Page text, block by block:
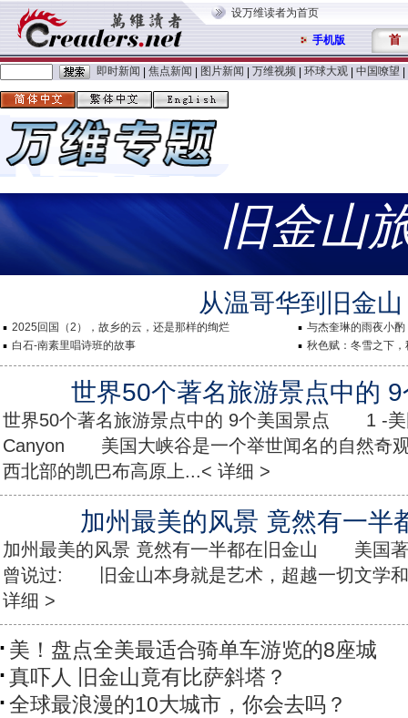
设万维读者为首页
手机版 首
即时新闻 焦点新闻 图片新闻 万维视频 环球大观 中国嘹望
旧金山
从温哥华到旧金山
2025回国（2），故乡的云，还是那样的绚烂
与杰奎琳的雨夜小酌
白石-南素里唱诗班的故事
秋色赋：冬雪之下，
世界50个著名旅游景点中的
世界50个著名旅游景点中的 9个美国景点 1 -美
Canyon 美国大峡谷是一个举世闻名的自然奇
西北部的凯巴布高原上...< 详细 >
加州最美的风景 竟然有一半
加州最美的风景 竟然有一半都在旧金山 美国著
曾说过: 旧金山本身就是艺术，超越一切文
详细 >
美！盘点全美最适合骑单车游览的8座城
真吓人 旧金山竟有比萨斜塔？
全球最浪漫的10大城市，你会去吗？